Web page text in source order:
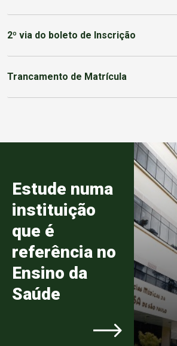
2º via do boleto de Inscrição
Trancamento de Matrícula
Estude numa
instituição
que é
referência no
Ensino da
Saúde